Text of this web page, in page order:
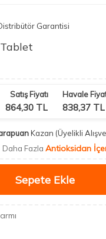
Garantisi
Satış Fiyatı
864,30 TL
Havale
838,37 TL
Kazan (Üyelikli
Daha Fazla Antioksidan
Sepete Ekle